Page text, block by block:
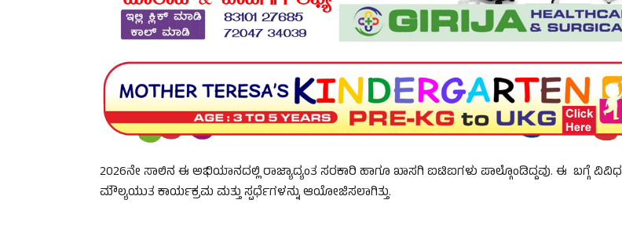
2026ನೇ ಸಾಲಿನ ಈ ಅಭಿಯಾನದಲ್ಲಿ ರಾಜ್ಯಾದ್ಯಂತ ಸರಕಾರಿ ಹಾಗೂ ಖಾಸಗಿ ಐಟಿಐಗಳು ಪಾಲ್ಗೊಂಡಿದ್ದವು. ಈ ಬಗ್ಗೆ ವಿವಿಧ
ಮೌಲ್ಯಯುತ ಕಾರ್ಯಕ್ರಮ ಮತ್ತು ಸ್ಪರ್ಧೆಗಳನ್ನು ಆಯೋಜಿಸಲಾಗಿತ್ತು.